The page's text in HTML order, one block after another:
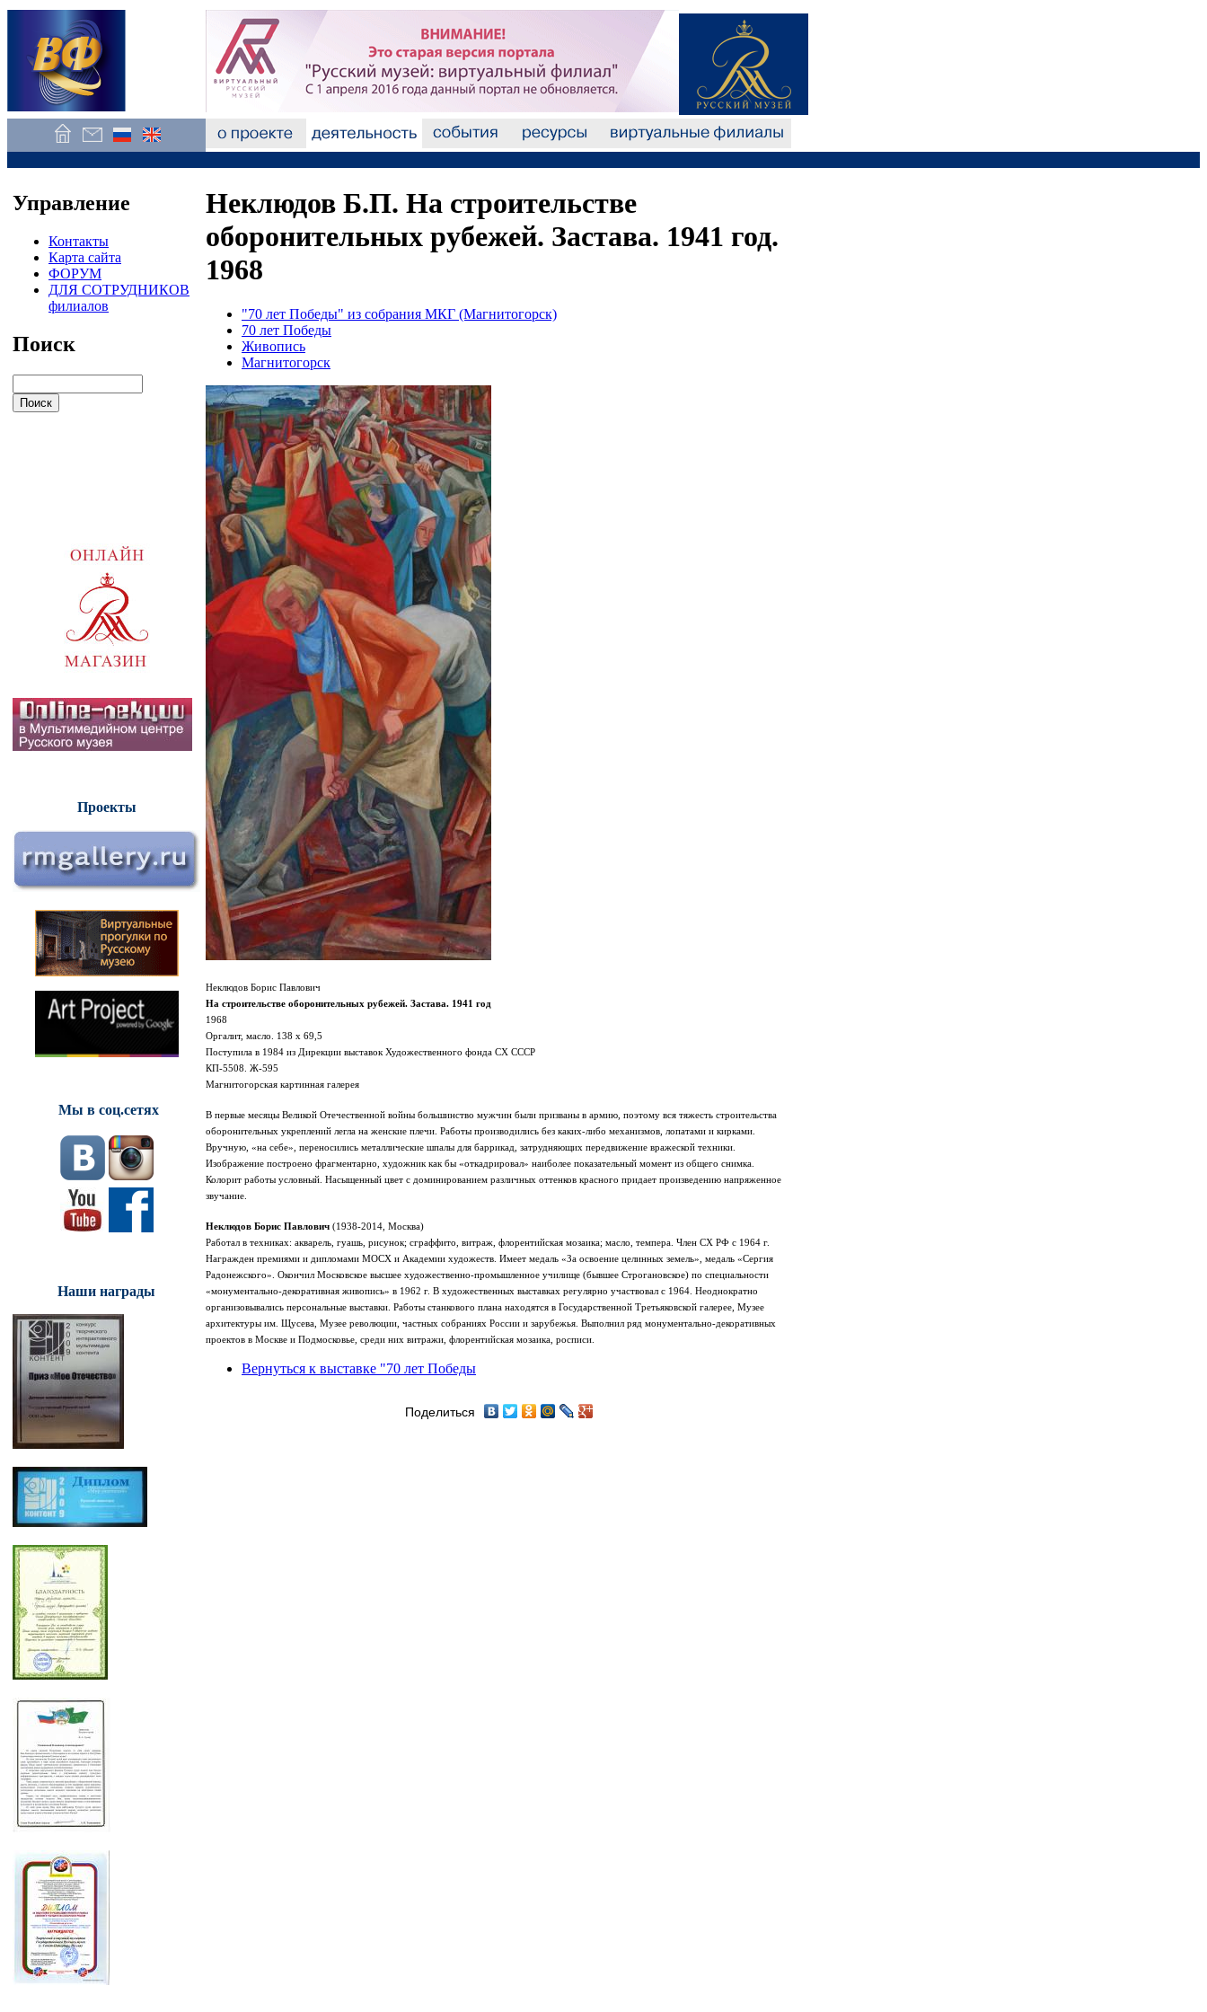
Управление
Контакты
Карта сайта
ФОРУМ
ДЛЯ СОТРУДНИКОВ
филиалов
Поиск
Проекты
Мы в соц.сетях
Наши награды
Неклюдов Б.П. На строительстве
оборонительных рубежей. Застава. 1941 год.
1968
"70 лет Победы" из собрания МКГ (Магнитогорск)
70 лет Победы
Живопись
Магнитогорск
Неклюдов Борис Павлович
На строительстве оборонительных рубежей. Застава. 1941 год
1968
Оргалит, масло. 138 х 69,5
Поступила в 1984 из Дирекции выставок Художественного фонда СХ СССР
КП-5508. Ж-595
Магнитогорская картинная галерея
В первые месяцы Великой Отечественной войны большинство мужчин были призваны в армию, поэтому вся тяжесть строительства
оборонительных укреплений легла на женские плечи. Работы производились без каких-либо механизмов, лопатами и кирками.
Вручную, «на себе», переносились металлические шпалы для баррикад, затрудняющих передвижение вражеской техники.
Изображение построено фрагментарно, художник как бы «откадрировал» наиболее показательный момент из общего снимка.
Колорит работы условный. Насыщенный цвет с доминированием различных оттенков красного придает произведению напряженное
звучание.
Неклюдов Борис Павлович (1938-2014, Москва)
Работал в техниках: акварель, гуашь, рисунок; сграффито, витраж, флорентийская мозаика; масло, темпера. Член СХ РФ с 1964 г.
Награжден премиями и дипломами МОСХ и Академии художеств. Имеет медаль «За освоение целинных земель», медаль «Сергия
Радонежского». Окончил Московское высшее художественно-промышленное училище (бывшее Строгановское) по специальности
«монументально-декоративная живопись» в 1962 г. В художественных выставках регулярно участвовал с 1964. Неоднократно
организовывались персональные выставки. Работы станкового плана находятся в Государственной Третьяковской галерее, Музее
архитектуры им. Щусева, Музее революции, частных собраниях России и зарубежья. Выполнил ряд монументально-декоративных
проектов в Москве и Подмосковье, среди них витражи, флорентийская мозаика, росписи.
Вернуться к выставке "70 лет Победы
Поделиться